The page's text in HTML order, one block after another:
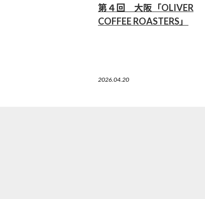
第４回 大阪「OLIVER
COFFEE ROASTERS」
2026.04.20